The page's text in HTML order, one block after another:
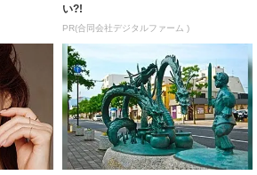
い?!
PR(合同会社デジタルファーム )